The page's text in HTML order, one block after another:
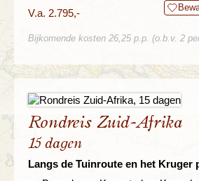
V.a. 2.795,-
Bijkomende kosten 26,25 p.p. (o.b.v. 2
Rondreis Zuid-Afrika
15 dagen
Langs de Tuinroute en het Kruger